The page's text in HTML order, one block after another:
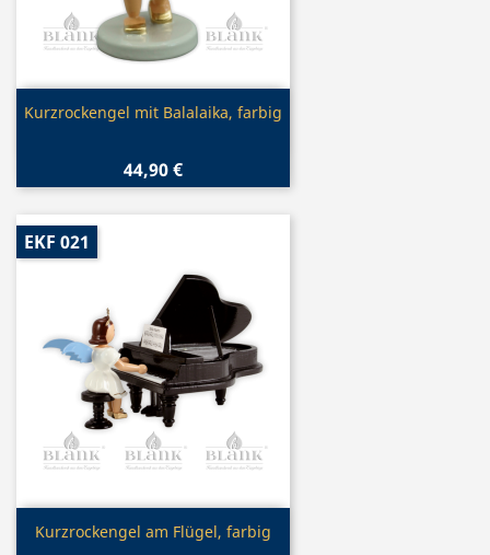
Vorschau
Kurzrockengel mit Balalaika, farbig
44,90 €
Vorschau
Kurzrockengel am Flügel, farbig
EKF 021